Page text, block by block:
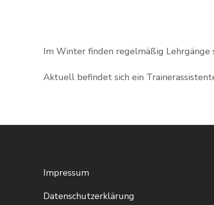
Im Winter finden regelmäßig
Aktuell befindet sich ein
Impressum
Datenschutzerklärung